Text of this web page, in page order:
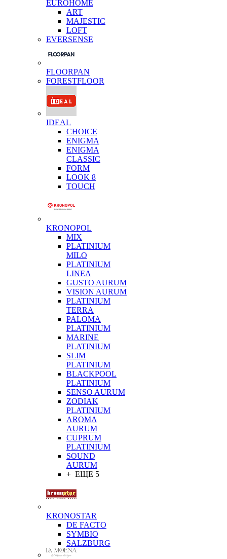
EUROHOME
ART
MAJESTIC
LOFT
EVERSENSE
FLOORPAN
FORESTFLOOR
IDEAL
CHOICE
ENIGMA
ENIGMA
CLASSIC
FORM
LOOK 8
TOUCH
KRONOPOL
MIX
PLATINIUM
MILO
PLATINIUM
LINEA
GUSTO AURUM
VISION AURUM
PLATINIUM
TERRA
PALOMA
PLATINIUM
MARINE
PLATINIUM
SLIM
PLATINIUM
BLACKPOOL
PLATINIUM
SENSO AURUM
ZODIAK
PLATINIUM
AROMA
AURUM
CUPRUM
PLATINIUM
SOUND
AURUM
+ ЕЩЕ 5
KRONOSTAR
DE FACTO
SYMBIO
SALZBURG